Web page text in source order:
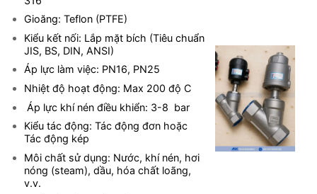
Gioăng: Teflon (PTFE)
Kiểu kết nối: Lắp mặt bích (Tiêu chuẩn
JIS, BS, DIN, ANSI)
Áp lực làm việc: PN16, PN25
Nhiệt độ hoạt động: Max 200 độ C
Áp lực khí nén điều khiển: 3-8 bar
Kiểu tác động: Tác động đơn hoặc
Tác động kép
Môi chất sử dụng: Nước, khí nén, hơi
nóng (steam), dầu, hóa chất loãng,
v.v.